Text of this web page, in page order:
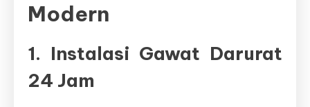
Modern
1. Instalasi Gawat Darurat
24 Jam